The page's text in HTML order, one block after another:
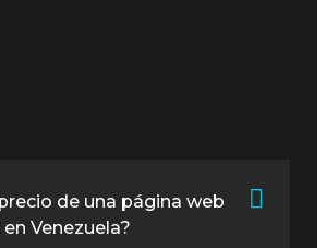
de una página web
Venezuela?